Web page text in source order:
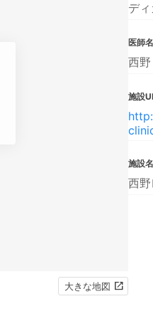
大きな地図
デ
医師名
西
施設
施設
西